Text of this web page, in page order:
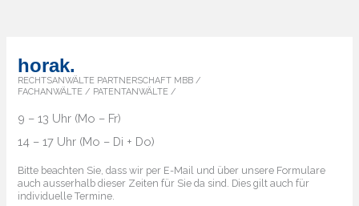
die
Markenländer
horak.
RECHTSANWÄLTE PARTNERSCHAFT MBB /
FACHANWÄLTE / PATENTANWÄLTE /
9 – 13 Uhr (Mo – Fr)
14 – 17 Uhr (Mo – Di + Do)
Bitte beachten Sie, dass wir per E-Mail und über unsere Formulare
auch ausserhalb dieser Zeiten für Sie da sind. Dies gilt auch für
individuelle Termine.